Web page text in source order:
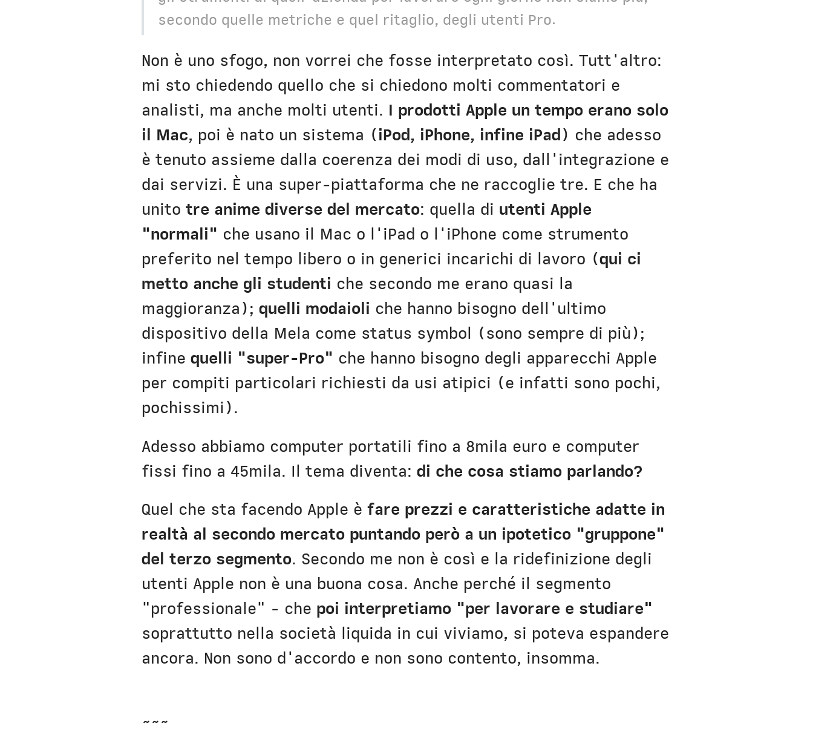
secondo quelle metriche e quel ritaglio, degli utenti Pro.
Non è uno sfogo, non vorrei che fosse interpretato così. Tutt'altro:
mi sto chiedendo quello che si chiedono molti commentatori e
analisti, ma anche molti utenti. I prodotti Apple un tempo erano solo
il Mac, poi è nato un sistema (iPod, iPhone, infine iPad ) che adesso
è tenuto assieme dalla coerenza dei modi di uso, dall'integrazione e
dai servizi. È una super-piattaforma che ne raccoglie tre. E che ha
unito tre anime diverse del mercato: quella di utenti Apple
"normali" che usano il Mac o l'iPad o l'iPhone come strumento
preferito nel tempo libero o in generici incarichi di lavoro (qui ci
metto anche gli studenti che secondo me erano quasi la
maggioranza); quelli modaioli che hanno bisogno dell'ultimo
dispositivo della Mela come status symbol (sono sempre di più);
infine quelli "super-Pro" che hanno bisogno degli apparecchi Apple
per compiti particolari richiesti da usi atipici (e infatti sono pochi,
pochissimi).
Adesso abbiamo computer portatili fino a 8mila euro e computer
fissi fino a 45mila. Il tema diventa: di che cosa stiamo parlando?
Quel che sta facendo Apple è fare prezzi e caratteristiche adatte in
realtà al secondo mercato puntando però a un ipotetico "gruppone"
del terzo segmento. Secondo me non è così e la ridefinizione degli
utenti Apple non è una buona cosa. Anche perché il segmento
"professionale" - che poi interpretiamo "per lavorare e studiare"
soprattutto nella società liquida in cui viviamo, si poteva espandere
ancora. Non sono d'accordo e non sono contento, insomma.
~~~